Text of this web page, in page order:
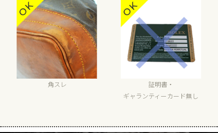
角スレ
証明書・
ギャランティーカード無し